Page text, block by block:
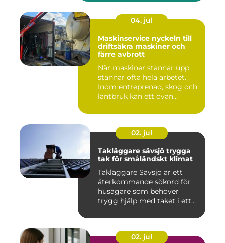
04. jul
Maskinservice nyckeln till
driftsäkra maskiner och
färre avbrott
När maskiner stannar upp
stannar ofta hela arbetet.
Inom entreprenad, skog och
lantbruk kan ett ovän...
02. jul
Takläggare sävsjö trygga
tak för småländskt klimat
Takläggare Sävsjö är ett
återkommande sökord för
husägare som behöver
trygg hjälp med taket i ett
02. jul